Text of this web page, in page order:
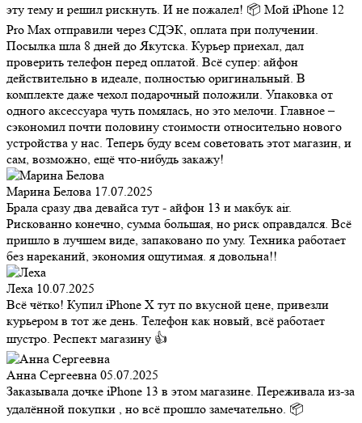
эту тему и решил рискнуть. И не пожалел! 📦 Мой iPhone 12
Pro Max отправили через СДЭК, оплата при получении.
Посылка шла 8 дней до Якутска. Курьер приехал, дал
проверить телефон перед оплатой. Всё супер: айфон
действительно в идеале, полностью оригинальный. В
комплекте даже чехол подарочный положили. Упаковка от
одного аксессуара чуть помялась, но это мелочи. Главное –
сэкономил почти половину стоимости относительно нового
устройства у нас. Теперь буду всем советовать этот магазин, и
сам, возможно, ещё что-нибудь закажу!
Марина Белова 17.07.2025
Брала сразу два девайса тут - айфон 13 и макбук air.
Рискованно конечно, сумма большая, но риск оправдался. Всё
пришло в лучшем виде, запаковано по уму. Техника работает
без нареканий, экономия ощутимая. я довольна!!
Леха 10.07.2025
Всё чётко! Купил iPhone X тут по вкусной цене, привезли
курьером в тот же день. Телефон как новый, всё работает
шустро. Респект магазину 👍
Анна Сергеевна 05.07.2025
Заказывала дочке iPhone 13 в этом магазине. Переживала из-за
удалённой покупки , но всё прошло замечательно. 📦